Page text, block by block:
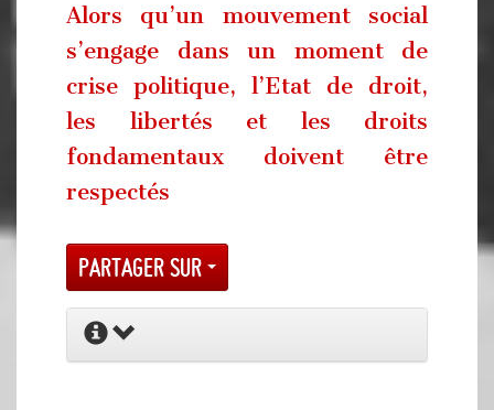
Alors qu’un mouvement social
s’engage dans un moment de
crise politique, l’Etat de droit,
les libertés et les droits
fondamentaux doivent être
respectés
Partager sur